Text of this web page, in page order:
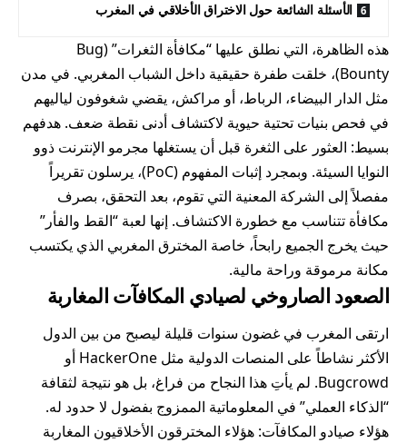
الأسئلة الشائعة حول الاختراق الأخلاقي في المغرب
هذه الظاهرة، التي نطلق عليها “مكافأة الثغرات” (Bug
Bounty)، خلقت طفرة حقيقية داخل الشباب المغربي. في مدن
مثل الدار البيضاء، الرباط، أو مراكش، يقضي شغوفون لياليهم
في فحص بنيات تحتية حيوية لاكتشاف أدنى نقطة ضعف. هدفهم
بسيط: العثور على الثغرة قبل أن يستغلها مجرمو الإنترنت ذوو
النوايا السيئة. وبمجرد إثبات المفهوم (PoC)، يرسلون تقريراً
مفصلاً إلى الشركة المعنية التي تقوم، بعد التحقق، بصرف
مكافأة تتناسب مع خطورة الاكتشاف. إنها لعبة “القط والفأر”
حيث يخرج الجميع رابحاً، خاصة المخترق المغربي الذي يكتسب
مكانة مرموقة وراحة مالية.
الصعود الصاروخي لصيادي المكافآت المغاربة
ارتقى المغرب في غضون سنوات قليلة ليصبح من بين الدول
الأكثر نشاطاً على المنصات الدولية مثل HackerOne أو
Bugcrowd. لم يأتِ هذا النجاح من فراغ، بل هو نتيجة لثقافة
“الذكاء العملي” في المعلوماتية الممزوج بفضول لا حدود له.
هؤلاء صيادو المكافآت: هؤلاء المخترقون الأخلاقيون المغاربة